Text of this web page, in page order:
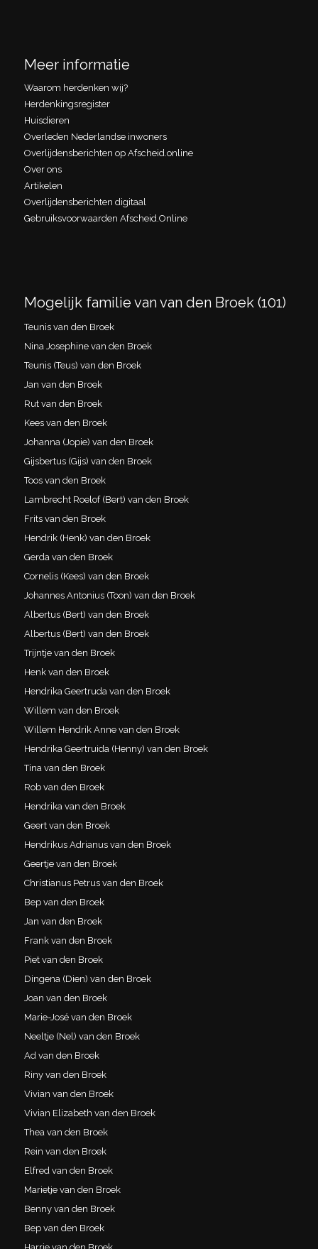
Meer informatie
Waarom herdenken wij?
Herdenkingsregister
Huisdieren
Overleden Nederlandse inwoners
Overlijdensberichten op Afscheid.online
Over ons
Artikelen
Overlijdensberichten digitaal
Gebruiksvoorwaarden Afscheid.Online
Mogelijk familie van van den Broek (101)
Teunis van den Broek
Nina Josephine van den Broek
Teunis (Teus) van den Broek
Jan van den Broek
Rut van den Broek
Kees van den Broek
Johanna (Jopie) van den Broek
Gijsbertus (Gijs) van den Broek
Toos van den Broek
Lambrecht Roelof (Bert) van den Broek
Frits van den Broek
Hendrik (Henk) van den Broek
Gerda van den Broek
Cornelis (Kees) van den Broek
Johannes Antonius (Toon) van den Broek
Albertus (Bert) van den Broek
Albertus (Bert) van den Broek
Trijntje van den Broek
Henk van den Broek
Hendrika Geertruda van den Broek
Willem van den Broek
Willem Hendrik Anne van den Broek
Hendrika Geertruida (Henny) van den Broek
Tina van den Broek
Rob van den Broek
Hendrika van den Broek
Geert van den Broek
Hendrikus Adrianus van den Broek
Geertje van den Broek
Christianus Petrus van den Broek
Bep van den Broek
Jan van den Broek
Frank van den Broek
Piet van den Broek
Dingena (Dien) van den Broek
Joan van den Broek
Marie-José van den Broek
Neeltje (Nel) van den Broek
Ad van den Broek
Riny van den Broek
Vivian van den Broek
Vivian Elizabeth van den Broek
Thea van den Broek
Rein van den Broek
Elfred van den Broek
Marietje van den Broek
Benny van den Broek
Bep van den Broek